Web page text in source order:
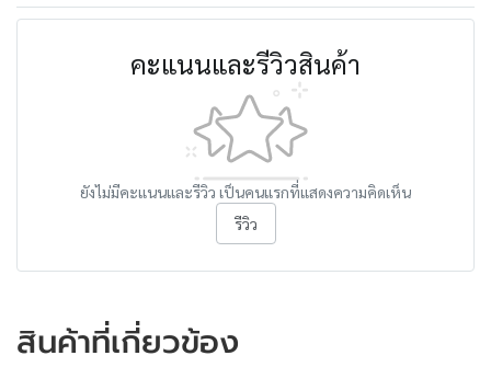
คะแนนและรีวิวสินค้า
ยังไม่มีคะแนนและรีวิว เป็นคนแรกที่แสดงความคิดเห็น
รีวิว
สินค้าที่เกี่ยวข้อง